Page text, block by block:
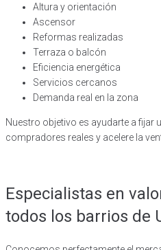
Altura y orientación
Ascensor
Reformas realizadas
Terraza o balcón
Eficiencia energética
Servicios cercanos
Demanda real en la zona
Nuestro objetivo es ayudarte a fijar
compradores reales y acelere la
Especialistas en
todos los barrios de